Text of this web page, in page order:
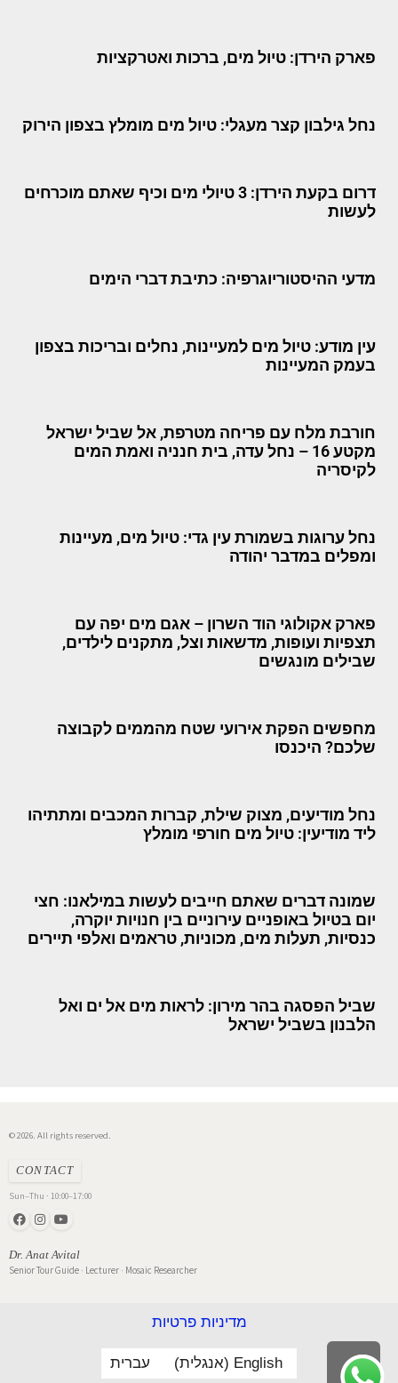
פארק הירדן: טיול מים, ברכות ואטרקציות
נחל גילבון קצר מעגלי: טיול מים מומלץ בצפון הירוק
דרום בקעת הירדן: 3 טיולי מים וכיף שאתם מוכרחים
לעשות
מדעי ההיסטוריוגרפיה: כתיבת דברי הימים
עין מודע: טיול מים למעיינות, נחלים ובריכות בצפון
בעמק המעיינות
חורבת מלח עם פריחה מטרפת, אל שביל ישראל
מקטע 16 – נחל עדה, בית חנניה ואמת המים
לקיסריה
נחל ערוגות בשמורת עין גדי: טיול מים, מעיינות
ומפלים במדבר יהודה
פארק אקולוגי הוד השרון – אגם מים יפה עם
תצפיות ועופות, מדשאות וצל, מתקנים לילדים,
שבילים מונגשים
מחפשים הפקת אירועי שטח מהממים לקבוצה
שלכם? היכנסו
נחל מודיעים, מצוק שילת, קברות המכבים ומתתיהו
ליד מודיעין: טיול מים חורפי מומלץ
שמונה דברים שאתם חייבים לעשות במילאנו: חצי
יום בטיול באופניים עירוניים בין חנויות יוקרה,
כנסיות, תעלות מים, מכוניות, טראמים ואלפי תיירים
שביל הפסגה בהר מירון: לראות מים אל ים ואל
הלבנון בשביל ישראל
© 2026. All rights reserved.
CONTACT
Sun–Thu · 10:00–17:00
Dr. Anat Avital
Senior Tour Guide · Lecturer · Mosaic Researcher
גלילה
מדיניות פרטיות
English
(אנגלית) עברית